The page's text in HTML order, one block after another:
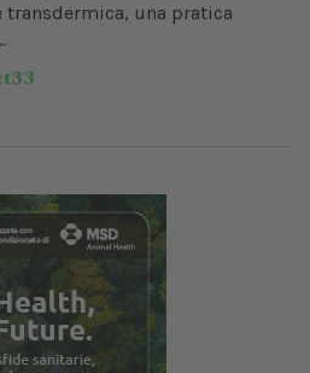
una pratica